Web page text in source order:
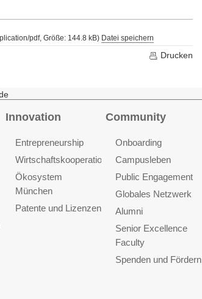
pdf, Größe: 144.8 kB) Datei speichern
Drucken
Innovation
Entrepreneurship
Wirtschaftskooperationen
Ökosystem
München
Patente und Lizenzen
Community
Onboarding
Campusleben
Public Engagement
Globales Netzwerk
Alumni
Senior Excellence
Faculty
Spenden und Fördern